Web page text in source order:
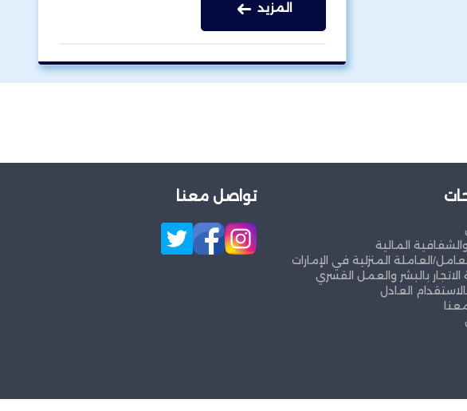
المزيد
المالية
العاملة المنزلية في الإمارات
بالبشر والعمل القسري
بالاستقدام العادل
تواصل معنا